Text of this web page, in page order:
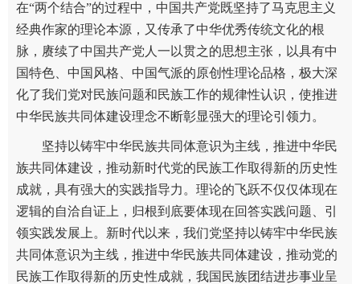
在“两个结合”的过程中，中国共产党既坚持了马克思主义
经典作家的理论本源，又传承了中华优秀传统文化的根
脉，赓续了中国共产党人一以贯之的思想主张，以具有中
国特色、中国风格、中国气派的原创性理论品格，极大深
化了我们党对民族问题和民族工作的规律性认识，使推进
中华民族共同体建设理念不断彰显强大的理论引领力。
坚持以铸牢中华民族共同体意识为主线，推进中华民
族共同体建设，推动新时代党的民族工作取得新的历史性
成就，具有强大的实践指导力。理论的飞跃不仅仅体现在
逻辑的自洽自证上，归根到底要体现在回答实践问题、引
领实践发展上。新时代以来，我们党坚持以铸牢中华民族
共同体意识为主线，推进中华民族共同体建设，推动党的
民族工作取得新的历史性成就，我国民族团结进步事业呈